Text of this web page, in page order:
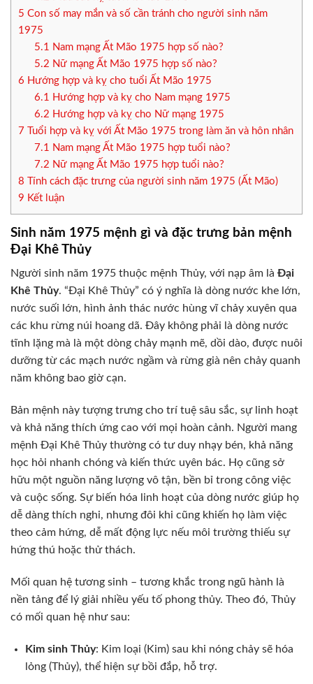
5 Con số may mắn và số cần tránh cho người sinh năm
1975
5.1
Nam mạng Ất Mão 1975 hợp số nào?
5.2 Nữ mạng Ất Mão 1975 hợp số nào?
6 Hướng hợp và kỵ cho tuổi Ất Mão 1975
6.1
Hướng hợp và kỵ cho Nam mạng 1975
6.2 Hướng hợp và kỵ cho Nữ mạng 1975
7 Tuổi hợp và kỵ với Ất Mão 1975 trong làm ăn và hôn nhân
7.1
Nam mạng Ất Mão 1975 hợp tuổi nào?
7.2 Nữ mạng Ất Mão 1975 hợp tuổi nào?
8 Tính cách đặc trưng của người sinh năm 1975 (Ất Mão)
9 Kết luận
Sinh năm 1975 mệnh gì và đặc trưng bản mệnh
Đại Khê Thủy
Người sinh năm 1975 thuộc mệnh Thủy, với nạp âm là Đại
Khê Thủy. “Đại Khê Thủy” có ý nghĩa là dòng nước khe lớn,
nước suối lớn, hình ảnh thác nước hùng vĩ chảy xuyên qua
các khu rừng núi hoang dã. Đây không phải là dòng nước
tĩnh lặng mà là một dòng chảy mạnh mẽ, dồi dào, được nuôi
dưỡng từ các mạch nước ngầm và rừng già nên chảy quanh
năm không bao giờ cạn.
Bản mệnh này tượng trưng cho trí tuệ sâu sắc, sự linh hoạt
và khả năng thích ứng cao với mọi hoàn cảnh. Người mang
mệnh Đại Khê Thủy thường có tư duy nhạy bén, khả năng
học hỏi nhanh chóng và kiến thức uyên bác. Họ cũng sở
hữu một nguồn năng lượng vô tận, bền bỉ trong công việc
và cuộc sống. Sự biến hóa linh hoạt của dòng nước giúp họ
dễ dàng thích nghi, nhưng đôi khi cũng khiến họ làm việc
theo cảm hứng, dễ mất động lực nếu môi trường thiếu sự
hứng thú hoặc thử thách.
Mối quan hệ tương sinh – tương khắc trong ngũ hành là
nền tảng để lý giải nhiều yếu tố phong thủy. Theo đó, Thủy
có mối quan hệ như sau:
Kim sinh Thủy: Kim loại (Kim) sau khi nóng chảy sẽ hóa
lỏng (Thủy), thể hiện sự bồi đắp, hỗ trợ.